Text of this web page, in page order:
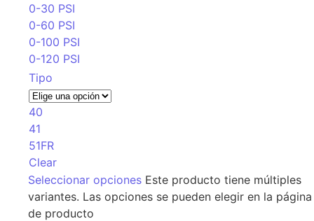
0-30 PSI
0-60 PSI
0-100 PSI
0-120 PSI
Tipo
40
41
51FR
Clear
Seleccionar opciones Este producto tiene múltiples
variantes. Las opciones se pueden elegir en la página
de producto